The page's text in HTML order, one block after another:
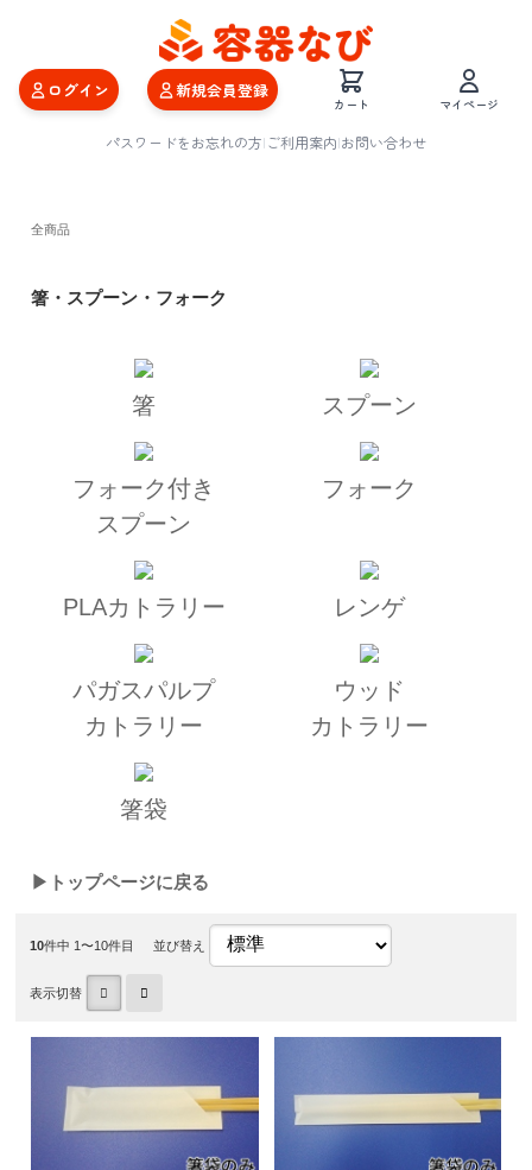
ログイン 新規会員登録
カート マイページ
パスワードをお忘れの方|ご利用案内|お問い合わせ
全商品
箸・スプーン・フォーク
箸 スプーン
フォーク付き
スプーン
フォーク
PLAカトラリー レンゲ
パガスパルプ
カトラリー
ウッド
カトラリー
箸袋
▶トップページに戻る
10件中 1〜10件目 並び替え
表示切替